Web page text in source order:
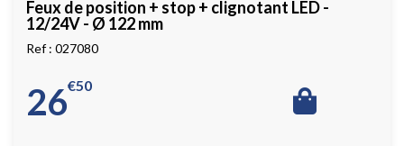
Feux de position + stop + clignotant LED -
12/24V - Ø 122 mm
027080
26 50
€